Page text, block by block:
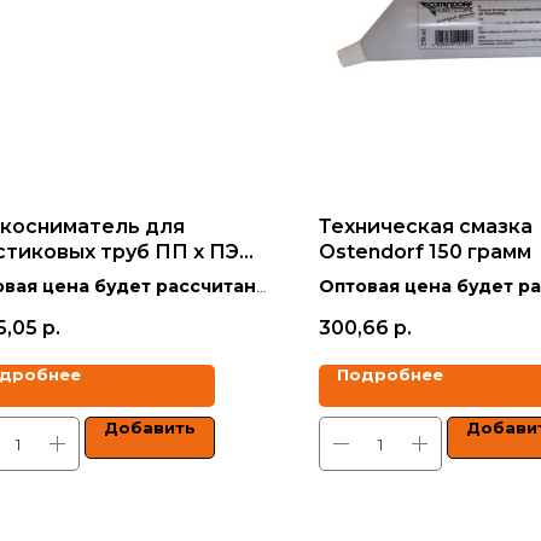
для
труб ПП х ПЭ
(ПП) 75 - 110
цена будет рассчитана
заказа.
указаны с учетом НДС.
р.
Добавить
Техническая смазка
Ostendorf 150 грамм
Оптовая цена будет
объёма заказа.
Цены указаны с учетом
300,66 р.
Подробнее